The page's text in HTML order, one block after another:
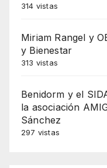
314 vistas
Miriam Rangel y
y Bienestar
313 vistas
Benidorm y el
la asociación
Sánchez
297 vistas